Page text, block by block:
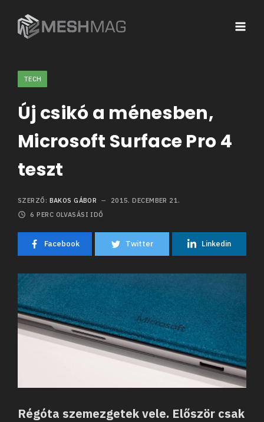
TECH
Új csikó a ménesben,
Microsoft Surface Pro 4
teszt
SZERZŐ: BAKOS GÁBOR
2015. DECEMBER 21.
6 PERC OLVASÁSI IDŐ
Facebook Twitter Linkedin
Régóta szemezgetek vele. Először csak